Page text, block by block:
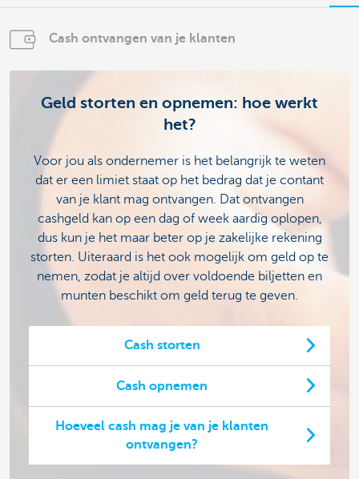
Cash ontvangen van je klanten
Geld storten en opnemen: hoe werkt
het?
Voor jou als ondernemer is het belangrijk te weten
dat er een limiet staat op het bedrag dat je contant
van je klant mag ontvangen. Dat ontvangen
cashgeld kan op een dag of week aardig oplopen,
dus kun je het maar beter op je zakelijke rekening
storten. Uiteraard is het ook mogelijk om geld op te
nemen, zodat je altijd over voldoende biljetten en
munten beschikt om geld terug te geven.
Cash storten
Cash opnemen
Hoeveel cash mag je van je klanten
ontvangen?